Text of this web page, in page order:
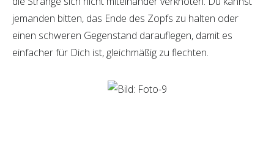
jemanden bitten, das Ende des Zopfs zu halten oder
einen schweren Gegenstand darauflegen, damit es
einfacher für Dich ist, gleichmäßig zu flechten.